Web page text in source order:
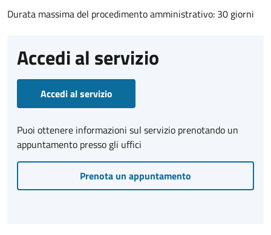
Durata massima del procedimento amministrativo: 30 giorni
Accedi al servizio
Accedi al servizio
Puoi ottenere informazioni sul servizio prenotando un
appuntamento presso gli uffici
Prenota un appuntamento